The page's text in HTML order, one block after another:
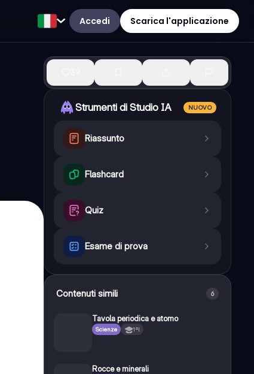
Accedi Scarica l'applicazione
Strumenti di Studio IA NUOVO
Riassunto
Flashcard
Quiz
Esame di prova
Contenuti simili 6
Tavola periodica e atomo
Scienze 1ªl
Rocce e minerali